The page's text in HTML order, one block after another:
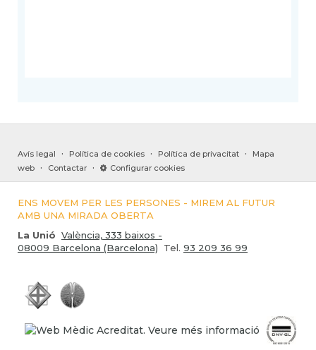
Avís legal · Política de cookies · Política de privacitat ·
Mapa
web
· Contactar · Configurar cookies
ENS MOVEM PER LES PERSONES - MIREM AL FUTUR
AMB UNA MIRADA OBERTA
La Unió València, 333 baixos -
08009 Barcelona (Barcelona) Tel. 93 209 36 99